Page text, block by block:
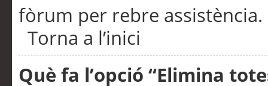
fòrum per rebre assistència.
Torna a l’inici
Què fa l’opció “Elimina